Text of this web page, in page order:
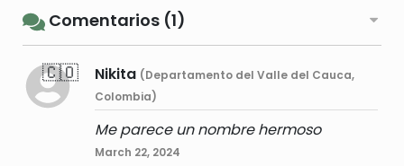
Comentarios (1)
🇨🇴 Nikita (Departamento del Valle del Cauca,
Colombia)
Me parece un nombre hermoso
March 22, 2024